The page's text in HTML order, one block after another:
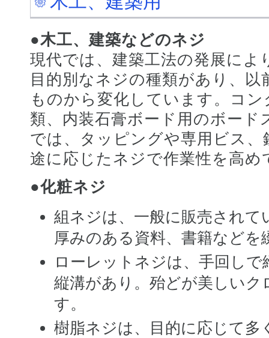
●木工、建築などのネジ
現代では、建築工法の発展に
目的別なネジの種類があり、
ものから変化しています。コ
類、内装石膏ボード用のボー
では、タッピングや専用ビス
途に応じたネジで作業性を高め
●化粧ネジ
組ネジは、一般に販売され
厚みのある資料、書籍など
ローレットネジは、手回し
縦溝があり。殆どが美しい
す。
樹脂ネジは、目的に応じて